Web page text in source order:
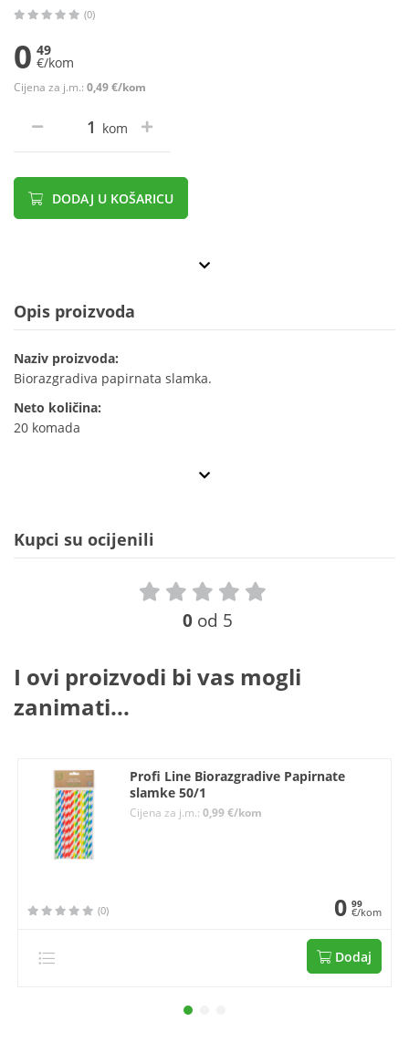
(0)
0 49
€/kom
Cijena za j.m.: 0,49 €/kom
kom
DODAJ U KOŠARICU
Opis proizvoda
Naziv proizvoda:
Biorazgradiva papirnata slamka.
Neto količina:
20 komada
Kupci su ocijenili
0 od 5
I ovi proizvodi bi vas mogli
zanimati...
Profi Line Biorazgradive Papirnate
slamke 50/1
Cijena za j.m.:0,99 €/kom
(0) 0 99
€/kom
Dodaj